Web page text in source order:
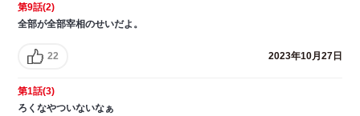
第9話(2)
全部が全部宰相のせいだよ。
22 2023年10月27日
第1話(3)
ろくなやついないなぁ